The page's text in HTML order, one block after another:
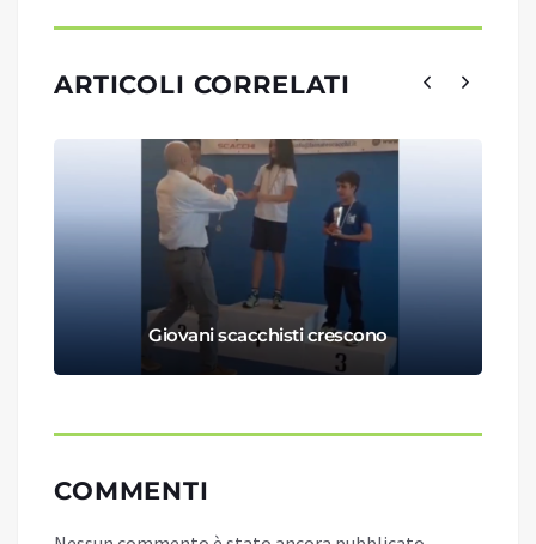
ARTICOLI CORRELATI
Giovani scacchisti crescono
COMMENTI